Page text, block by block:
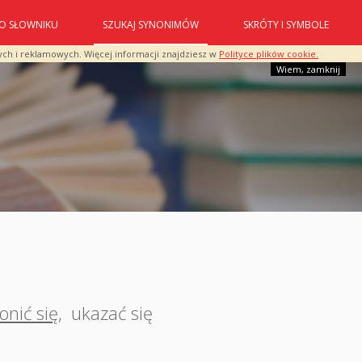
i reklamowych. Więcej informacji znajdziesz w Polityce plików cookie.
Wiem, zamknij
O SŁOWNIKU SZUKAJ SYNONIMÓW SKRÓTY I SYMBOLE
się, ukazać się